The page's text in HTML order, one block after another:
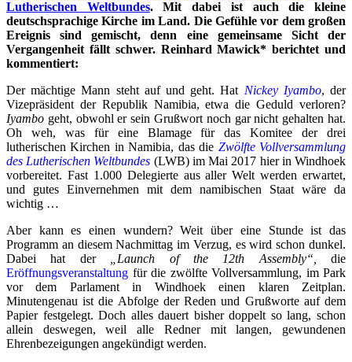
Lutherischen Weltbundes. Mit dabei ist auch die kleine
deutschsprachige Kirche im Land. Die Gefühle vor dem großen
Ereignis sind gemischt, denn eine gemeinsame Sicht der
Vergangenheit fällt schwer. Reinhard Mawick* berichtet und
kommentiert:
Der mächtige Mann steht auf und geht. Hat Nickey Iyambo, der
Vizepräsident der Republik Namibia, etwa die Geduld verloren?
Iyambo geht, obwohl er sein Grußwort noch gar nicht gehalten hat.
Oh weh, was für eine Blamage für das Komitee der drei
lutherischen Kirchen in Namibia, das die Zwölfte Vollversammlung
des Lutherischen Weltbundes (LWB) im Mai 2017 hier in Windhoek
vorbereitet. Fast 1.000 Delegierte aus aller Welt werden erwartet,
und gutes Einvernehmen mit dem namibischen Staat wäre da
wichtig …
Aber kann es einen wundern? Weit über eine Stunde ist das
Programm an diesem Nachmittag im Verzug, es wird schon dunkel.
Dabei hat der
„Launch of the 12th Assembly“,
die
Eröffnungsveranstaltung für die zwölfte Vollversammlung, im Park
vor dem Parlament in Windhoek einen klaren Zeitplan.
Minutengenau ist die Abfolge der Reden und Grußworte auf dem
Papier festgelegt. Doch alles dauert bisher doppelt so lang, schon
allein deswegen, weil alle Redner mit langen, gewundenen
Ehrenbezeigungen angekündigt werden.